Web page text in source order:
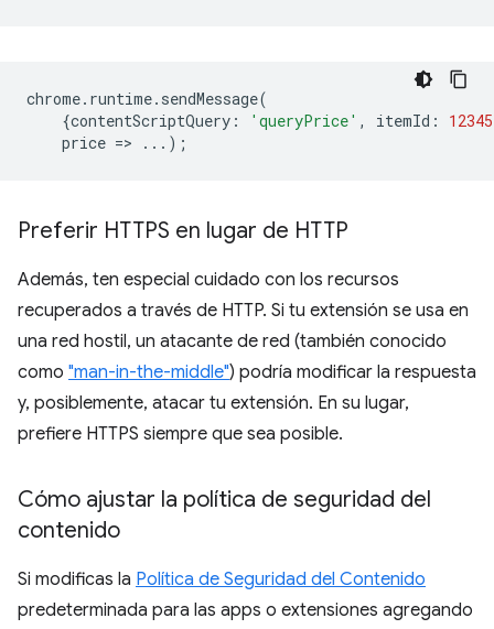
chrome. runtime. sendMessage(
{contentScriptQuery : 'queryPrice' , itemId : 12345
price => ...);
Preferir HTTPS en lugar de HTTP
Además, ten especial cuidado con los recursos
recuperados a través de HTTP. Si tu extensión se usa en
una red hostil, un atacante de red (también conocido
como "man-in-the-middle") podría modificar la respuesta
y, posiblemente, atacar tu extensión. En su lugar,
prefiere HTTPS siempre que sea posible.
Cómo ajustar la política de seguridad del
contenido
Si modificas la Política de Seguridad del Contenido
predeterminada para las apps o extensiones agregando